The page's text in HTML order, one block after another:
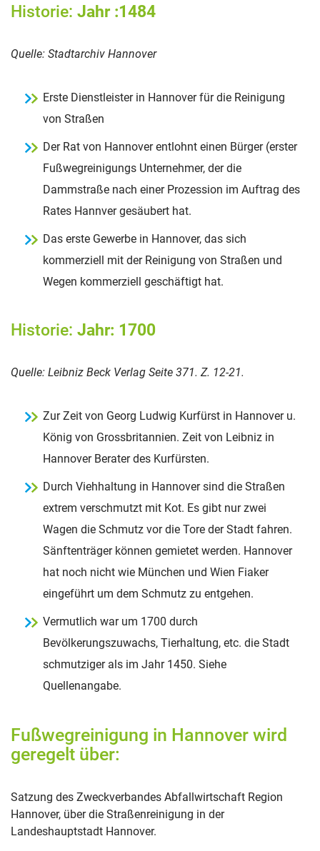
Historie: Jahr :1484
Quelle: Stadtarchiv Hannover
Erste Dienstleister in Hannover für die Reinigung
von Straßen
Der Rat von Hannover entlohnt einen Bürger (erster
Fußwegreinigungs Unternehmer, der die
Dammstraße nach einer Prozession im Auftrag des
Rates Hannver gesäubert hat.
Das erste Gewerbe in Hannover, das sich
kommerziell mit der Reinigung von Straßen und
Wegen kommerziell geschäftigt hat.
Historie: Jahr: 1700
Quelle: Leibniz Beck Verlag Seite 371. Z. 12-21.
Zur Zeit von Georg Ludwig Kurfürst in Hannover u.
König von Grossbritannien. Zeit von Leibniz in
Hannover Berater des Kurfürsten.
Durch Viehhaltung in Hannover sind die Straßen
extrem verschmutzt mit Kot. Es gibt nur zwei
Wagen die Schmutz vor die Tore der Stadt fahren.
Sänftenträger können gemietet werden. Hannover
hat noch nicht wie München und Wien Fiaker
eingeführt um dem Schmutz zu entgehen.
Vermutlich war um 1700 durch
Bevölkerungszuwachs, Tierhaltung, etc. die Stadt
schmutziger als im Jahr 1450. Siehe
Quellenangabe.
Fußwegreinigung in Hannover wird
geregelt über:
Satzung des Zweckverbandes Abfallwirtschaft Region
Hannover, über die Straßenreinigung in der
Landeshauptstadt Hannover.